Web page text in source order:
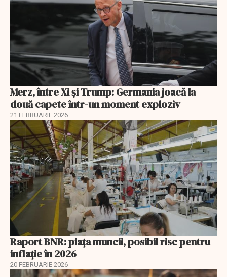
Merz, între Xi și Trump: Germania joacă la
două capete într-un moment exploziv
21 FEBRUARIE 2026
Raport BNR: piața muncii, posibil risc pentru
inflație în 2026
20 FEBRUARIE 2026